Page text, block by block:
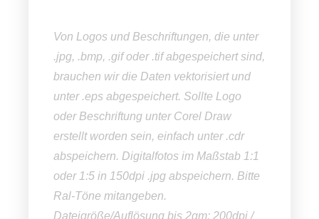
Von Logos und Beschriftungen, die unter
.jpg, .bmp, .gif oder .tif abgespeichert sind,
brauchen wir die Daten vektorisiert und
unter .eps abgespeichert. Sollte Logo
oder Beschriftung unter Corel Draw
erstellt worden sein, einfach unter .cdr
abspeichern. Digitalfotos im Maßstab 1:1
oder 1:5 in 150dpi .jpg abspeichern. Bitte
Ral-Töne mitangeben.
Dateigröße/Auflösung bis 2qm: 200dpi /